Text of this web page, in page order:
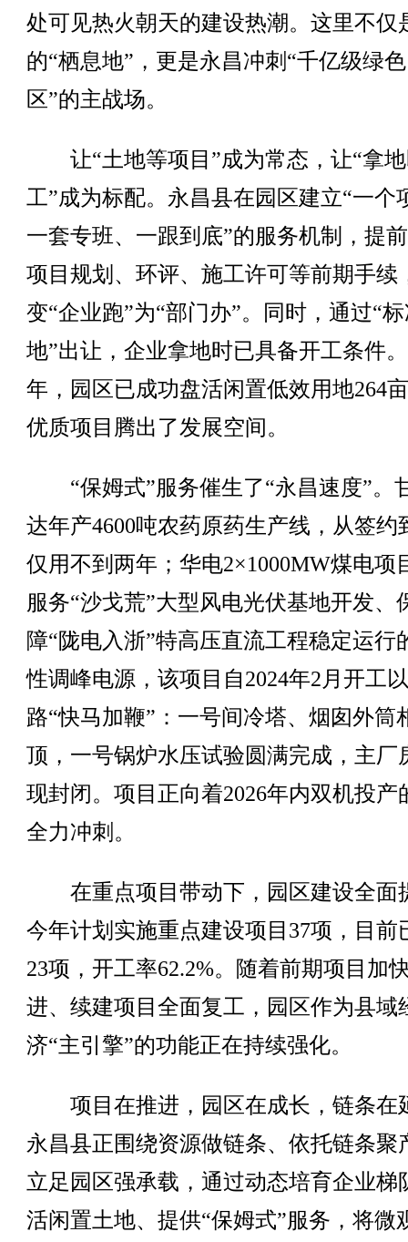
处可见热火朝天的建设热潮。这里不仅
的“栖息地”，更是永昌冲刺“千亿级绿
区”的主战场。
让“土地等项目”成为常态，让“拿
工”成为标配。永昌县在园区建立“一个
一套专班、一跟到底”的服务机制，提
项目规划、环评、施工许可等前期手续
变“企业跑”为“部门办”。同时，通过“
地”出让，企业拿地时已具备开工条件
年，园区已成功盘活闲置低效用地264
优质项目腾出了发展空间。
“保姆式”服务催生了“永昌速度”。
达年产4600吨农药原药生产线，从签约
仅用不到两年；华电2×1000MW煤电项
服务“沙戈荒”大型风电光伏基地开发、
障“陇电入浙”特高压直流工程稳定运行
性调峰电源，该项目自2024年2月开工
路“快马加鞭”：一号间冷塔、烟囱外筒
顶，一号锅炉水压试验圆满完成，主厂
现封闭。项目正向着2026年内双机投产
全力冲刺。
在重点项目带动下，园区建设全面
今年计划实施重点建设项目37项，目前
23项，开工率62.2%。随着前期项目加
进、续建项目全面复工，园区作为县域
济“主引擎”的功能正在持续强化。
项目在推进，园区在成长，链条在
永昌县正围绕资源做链条、依托链条聚
立足园区强承载，通过动态培育企业梯
活闲置土地、提供“保姆式”服务，将微